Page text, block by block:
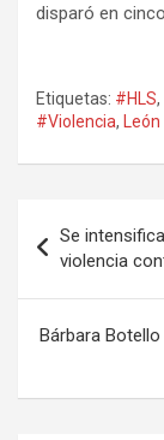
disparó en
Etiquetas: #HLS,
#Violencia, León
de
entradas
Se
violencia
Bárbara